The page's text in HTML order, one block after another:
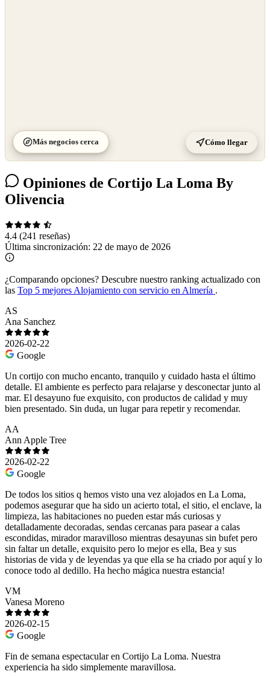
Más negocios cerca Cómo llegar
Opiniones de Cortijo La Loma By
Olivencia
4.4 (241 reseñas)
Última sincronización: 22 de mayo de 2026
¿Comparando opciones? Descubre nuestro ranking actualizado con
las Top 5 mejores Alojamiento con servicio en Almería .
AS
Ana Sanchez
2026-02-22
Google
Un cortijo con mucho encanto, tranquilo y cuidado hasta el último
detalle. El ambiente es perfecto para relajarse y desconectar junto al
mar. El desayuno fue exquisito, con productos de calidad y muy
bien presentado. Sin duda, un lugar para repetir y recomendar.
AA
Ann Apple Tree
2026-02-22
Google
De todos los sitios q hemos visto una vez alojados en La Loma,
podemos asegurar que ha sido un acierto total, el sitio, el enclave, la
limpieza, las habitaciones no pueden estar más curiosas y
detalladamente decoradas, sendas cercanas para pasear a calas
escondidas, mirador maravilloso mientras desayunas sin bufet pero
sin faltar un detalle, exquisito pero lo mejor es ella, Bea y sus
historias de vida y de leyendas ya que ella se ha criado por aquí y lo
conoce todo al dedillo. Ha hecho mágica nuestra estancia!
VM
Vanesa Moreno
2026-02-15
Google
Fin de semana espectacular en Cortijo La Loma. Nuestra
experiencia ha sido simplemente maravillosa.